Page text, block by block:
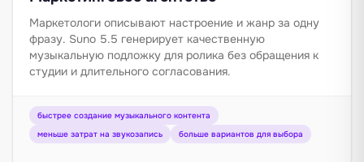
Маркетологи описывают настроение и жанр за одну
фразу. Suno 5.5 генерирует качественную
музыкальную подложку для ролика без обращения к
студии и длительного согласования.
быстрее создание музыкального контента
меньше затрат на звукозапись
больше вариантов для выбора